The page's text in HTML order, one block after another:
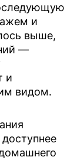
и
выше,
—
и
видом.